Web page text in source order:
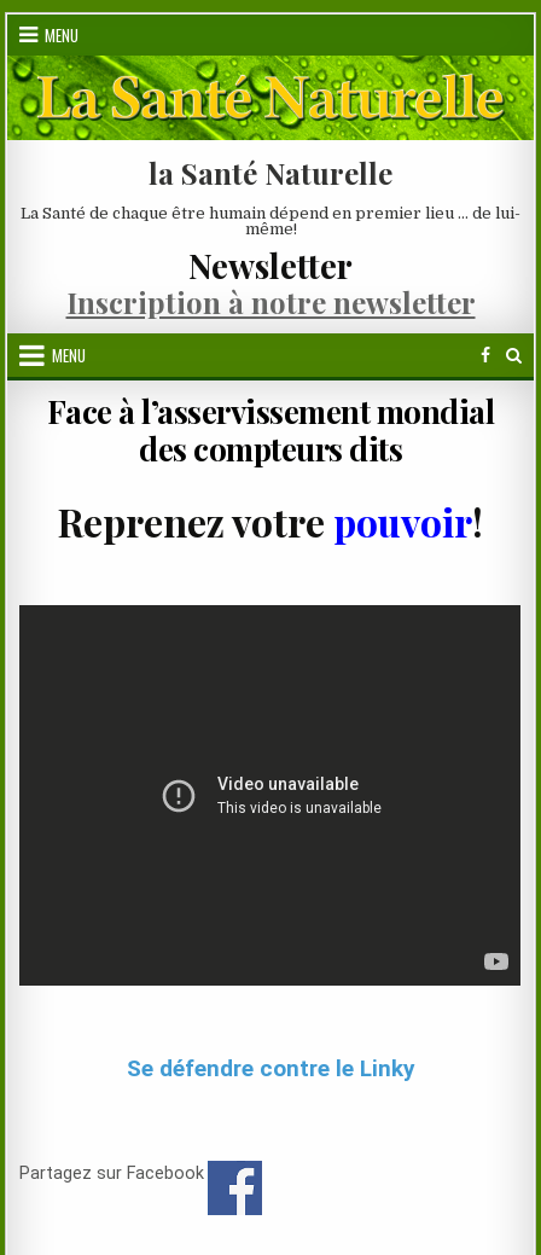
Skip
content
MENU
la Santé Naturelle
La Santé de chaque être humain dépend en premier lieu … de lui-
même!
Newsletter
Inscription à notre newsletter
MENU
Face à l’asservissement mondial
des compteurs dits
Reprenez votre pouvoir!
Se défendre contre le Linky
Partagez sur Facebook